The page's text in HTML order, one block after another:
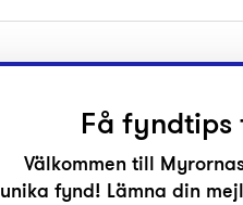
Få fyndtips
Välkommen till
unika fynd! Lämna din